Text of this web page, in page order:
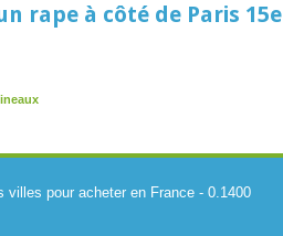
rape à côté de Paris 15e
villes pour acheter en France- 0.1400